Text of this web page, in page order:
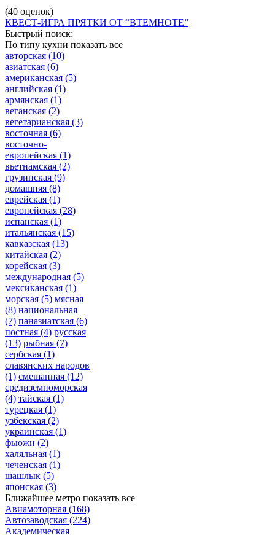
(40 оценок)
КВЕСТ-ИГРА ПРЯТКИ ОТ “ВТЕМНОТЕ”
Быстрый поиск:
По типу кухни показать все
авторская (10)
азиатская (6)
американская (5)
английская (1)
армянская (1)
веганская (2)
вегетарианская (3)
восточная (6)
восточно-
европейская (1)
вьетнамская (2)
грузинская (9)
домашняя (8)
еврейская (1)
европейская (28)
испанская (1)
итальянская (15)
кавказская (13)
китайская (2)
корейская (3)
международная (5)
мексиканская (1)
морская (5) мясная
(8) национальная
(7) паназиатская (6)
постная (4) русская
(13) рыбная (7)
сербская (1)
славянских народов
(1) смешанная (12)
средиземноморская
(4) тайская (1)
турецкая (1)
узбекская (2)
украинская (1)
фьюжн (2)
халяльная (1)
чеченская (1)
шашлык (5)
японская (3)
Ближайшее метро показать все
Авиамоторная (168)
Автозаводская (224)
Академическая